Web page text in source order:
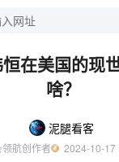
在美国的现
啥？
泥腿看客
领航创作者
2024-10-17